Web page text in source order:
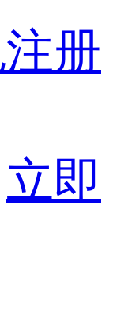
册
立即